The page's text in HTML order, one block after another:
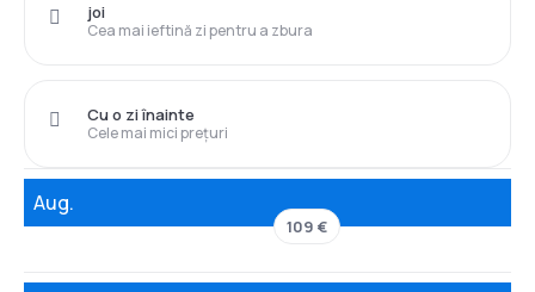
Cea mai ieftină zi pentru a zbura
joi
Cele mai mici prețuri
Cu o zi înainte
Aug.
109 €